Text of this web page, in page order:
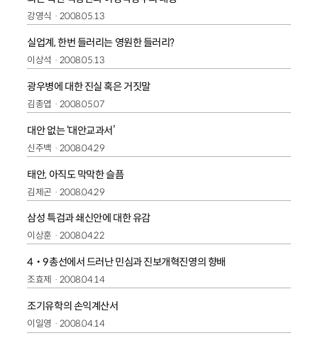
강영식 2008.05.13
실업계, 한번 들러리는 영원한 들러리?
이상석 2008.05.13
광우병에 대한 진실 혹은 거짓말
김종엽 2008.05.07
대안 없는 ‘대안교과서’
신주백 2008.04.29
태안, 아직도 막막한 슬픔
김제곤 2008.04.29
삼성 특검과 쇄신안에 대한 유감
이상훈 2008.04.22
4‧9총선에서 드러난 민심과 진보개혁진영의 향배
조효제 2008.04.14
조기유학의 손익계산서
이일영 2008.04.14